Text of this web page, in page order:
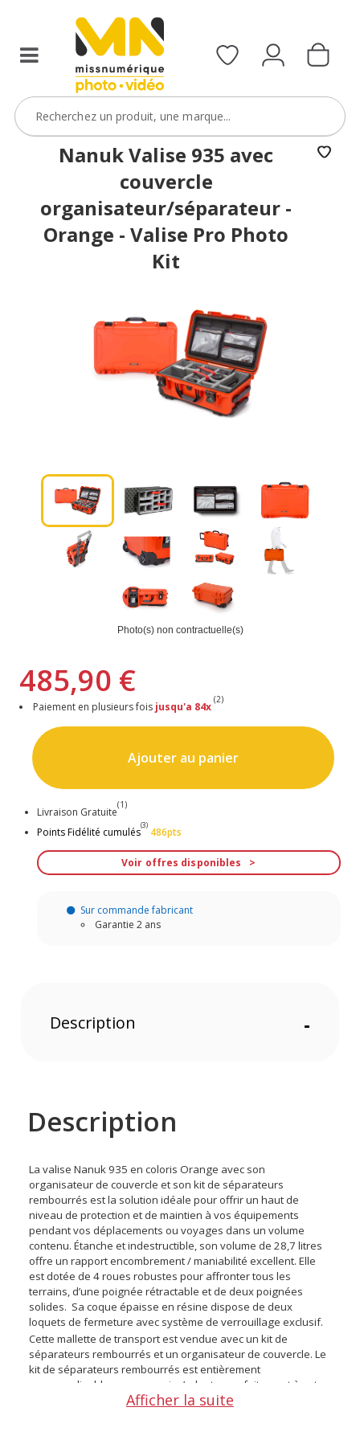
Pack
la
sélection
code
PACKGSAC5
Nanuk Valise 935 avec
couvercle
organisateur/séparateur -
Orange - Valise Pro Photo
Kit
Photo(s) non contractuelle(s)
485,90 €
Paiement en plusieurs fois jusqu'a 84x
(2)
Ajouter au panier
Livraison Gratuite
(1)
Points Fidélité cumulés
(3)
486pts
Voir offres disponibles
Sur commande fabricant
Garantie 2 ans
Description -
Description
La valise Nanuk 935 en coloris Orange avec son
organisateur de couvercle et son kit de séparateurs
rembourrés est la solution idéale pour offrir un haut de
niveau de protection et de maintien à vos équipements
pendant vos déplacements ou voyages dans un volume
contenu. Étanche et indestructible, son volume de 28,7 litres
offre un rapport encombrement / maniabilité excellent. Elle
est dotée de 4 roues robustes pour affronter tous les
terrains, d’une poignée rétractable et de deux poignées
solides. Sa coque épaisse en résine dispose de deux
loquets de fermeture avec système de verrouillage exclusif.
Cette mallette de transport est vendue avec un kit de
séparateurs rembourrés et un organisateur de couvercle. Le
kit de séparateurs rembourrés est entièrement
personnalisable pour pouvoir s’adapter parfaitement à votre
matériel. Son organisateur de couvercle, conçu pour ranger
Afficher la suite